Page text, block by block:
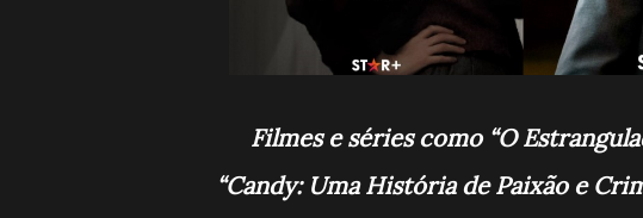
Filmes e séries como “O
“Candy: Uma História de Paixão e